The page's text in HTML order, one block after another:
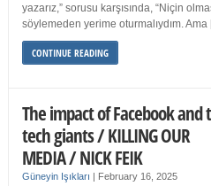
yazarız,” sorusu karşısında, “Niçin
söylemeden yerime oturmalıydım.
CONTINUE READING
The impact of Facebook and
tech giants / KILLING OUR
MEDIA / NICK FEIK
Güneyin Işıkları | February 16, 2025